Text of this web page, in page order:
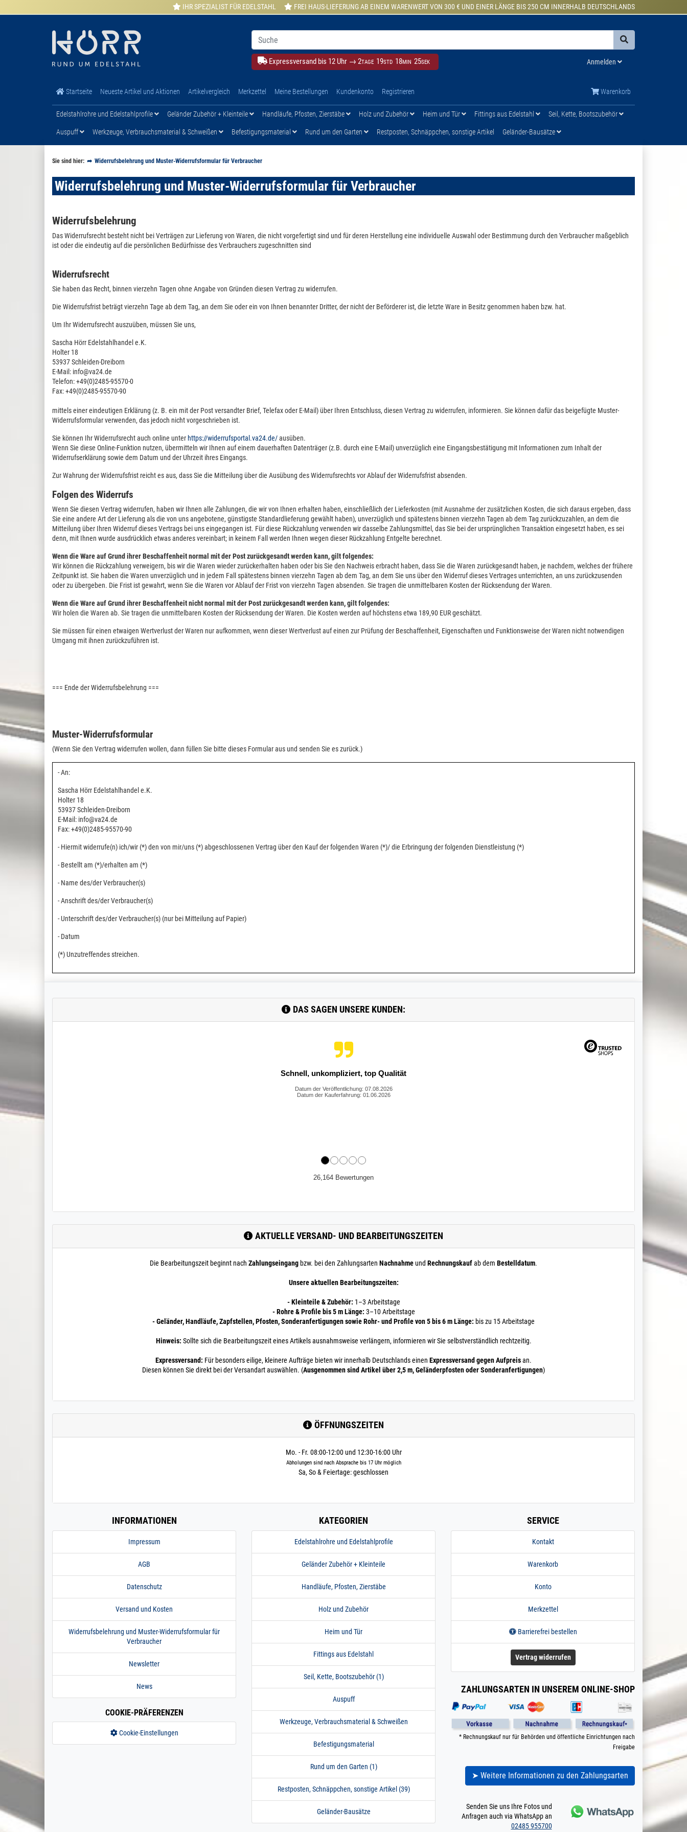
IHR SPEZIALIST FÜR EDELSTAHL FREI HAUS-LIEFERUNG AB EINEM WARENWERT VON 300 € UND EINER LÄNGE BIS 250 CM INNERHALB DEUTSCHLANDS
Expressversand bis 12 Uhr → 2TAGE 19STD 18MIN 24SEK Anmelden
Startseite Neueste Artikel und Aktionen Artikelvergleich Merkzettel Meine Bestellungen Kundenkonto Registrieren Warenkorb
Edelstahlrohre und Edelstahlprofile Geländer Zubehör + Kleinteile Handläufe, Pfosten, Zierstäbe Holz und Zubehör Heim und Tür Fittings aus Edelstahl Seil, Kette, Bootszubehör
Auspuff Werkzeuge, Verbrauchsmaterial & Schweißen Befestigungsmaterial Rund um den Garten Restposten, Schnäppchen, sonstige Artikel Geländer-Bausätze
Sie sind hier: Widerrufsbelehrung und Muster-Widerrufsformular für Verbraucher
Widerrufsbelehrung und Muster-Widerrufsformular für Verbraucher
Widerrufsbelehrung
Das Widerrufsrecht besteht nicht bei Verträgen zur Lieferung von Waren, die nicht vorgefertigt sind und für deren Herstellung eine individuelle Auswahl oder Bestimmung durch den Verbraucher maßgeblich
ist oder die eindeutig auf die persönlichen Bedürfnisse des Verbrauchers zugeschnitten sind
Widerrufsrecht
Sie haben das Recht, binnen vierzehn Tagen ohne Angabe von Gründen diesen Vertrag zu widerrufen.
Die Widerrufsfrist beträgt vierzehn Tage ab dem Tag, an dem Sie oder ein von Ihnen benannter Dritter, der nicht der Beförderer ist, die letzte Ware in Besitz genommen haben bzw. hat.
Um Ihr Widerrufsrecht auszuüben, müssen Sie uns,
Sascha Hörr Edelstahlhandel e.K.
Holter 18
53937 Schleiden-Dreiborn
E-Mail: info@va24.de
Telefon: +49(0)2485-95570-0
Fax: +49(0)2485-95570-90
mittels einer eindeutigen Erklärung (z. B. ein mit der Post versandter Brief, Telefax oder E-Mail) über Ihren Entschluss, diesen Vertrag zu widerrufen, informieren. Sie können dafür das beigefügte Muster-
Widerrufsformular verwenden, das jedoch nicht vorgeschrieben ist.
Sie können Ihr Widerrufsrecht auch online unter https://widerrufsportal.va24.de/ausüben.
Wenn Sie diese Online-Funktion nutzen, übermitteln wir Ihnen auf einem dauerhaften Datenträger (z.B. durch eine E-Mail) unverzüglich eine Eingangsbestätigung mit Informationen zum Inhalt der
Widerrufserklärung sowie dem Datum und der Uhrzeit ihres Eingangs.
Zur Wahrung der Widerrufsfrist reicht es aus, dass Sie die Mitteilung über die Ausübung des Widerrufsrechts vor Ablauf der Widerrufsfrist absenden.
Folgen des Widerrufs
Wenn Sie diesen Vertrag widerrufen, haben wir Ihnen alle Zahlungen, die wir von Ihnen erhalten haben, einschließlich der Lieferkosten (mit Ausnahme der zusätzlichen Kosten, die sich daraus ergeben, dass
Sie eine andere Art der Lieferung als die von uns angebotene, günstigste Standardlieferung gewählt haben), unverzüglich und spätestens binnen vierzehn Tagen ab dem Tag zurückzuzahlen, an dem die
Mitteilung über Ihren Widerruf dieses Vertrags bei uns eingegangen ist. Für diese Rückzahlung verwenden wir dasselbe Zahlungsmittel, das Sie bei der ursprünglichen Transaktion eingesetzt haben, es sei
denn, mit Ihnen wurde ausdrücklich etwas anderes vereinbart; in keinem Fall werden Ihnen wegen dieser Rückzahlung Entgelte berechnet.
Wenn die Ware auf Grund ihrer Beschaffenheit normal mit der Post zurückgesandt werden kann, gilt folgendes:
Wir können die Rückzahlung verweigern, bis wir die Waren wieder zurückerhalten haben oder bis Sie den Nachweis erbracht haben, dass Sie die Waren zurückgesandt haben, je nachdem, welches der frühere
Zeitpunkt ist. Sie haben die Waren unverzüglich und in jedem Fall spätestens binnen vierzehn Tagen ab dem Tag, an dem Sie uns über den Widerruf dieses Vertrages unterrichten, an uns zurückzusenden
oder zu übergeben. Die Frist ist gewahrt, wenn Sie die Waren vor Ablauf der Frist von vierzehn Tagen absenden. Sie tragen die unmittelbaren Kosten der Rücksendung der Waren.
Wenn die Ware auf Grund ihrer Beschaffenheit nicht normal mit der Post zurückgesandt werden kann, gilt folgendes:
Wir holen die Waren ab. Sie tragen die unmittelbaren Kosten der Rücksendung der Waren. Die Kosten werden auf höchstens etwa 189,90 EUR geschätzt.
Sie müssen für einen etwaigen Wertverlust der Waren nur aufkommen, wenn dieser Wertverlust auf einen zur Prüfung der Beschaffenheit, Eigenschaften und Funktionsweise der Waren nicht notwendigen
Umgang mit ihnen zurückzuführen ist.
=== Ende der Widerrufsbelehrung ===
Muster-Widerrufsformular
(Wenn Sie den Vertrag widerrufen wollen, dann füllen Sie bitte dieses Formular aus und senden Sie es zurück.)
- An:
Sascha Hörr Edelstahlhandel e.K.
Holter 18
53937 Schleiden-Dreiborn
E-Mail: info@va24.de
Fax: +49(0)2485-95570-90
- Hiermit widerrufe(n) ich/wir (*) den von mir/uns (*) abgeschlossenen Vertrag über den Kauf der folgenden Waren (*)/ die Erbringung der folgenden Dienstleistung (*)
- Bestellt am (*)/erhalten am (*)
- Name des/der Verbraucher(s)
- Anschrift des/der Verbraucher(s)
- Unterschrift des/der Verbraucher(s) (nur bei Mitteilung auf Papier)
- Datum
(*) Unzutreffendes streichen.
DAS SAGEN UNSERE KUNDEN:
Hat soweit alles gepasst. Schneller Versand
Datum der Veröffentlichung: 07.08.2026
Datum der Kauferfahrung: 01.06.2026
26,164 Bewertungen
AKTUELLE VERSAND- UND BEARBEITUNGSZEITEN
Die Bearbeitungszeit beginnt nach Zahlungseingang bzw. bei den Zahlungsarten Nachnahmeund Rechnungskaufab dem Bestelldatum.
Unsere aktuellen Bearbeitungszeiten:
- Kleinteile & Zubehör: 1–3 Arbeitstage
- Rohre & Profile bis 5 m Länge: 3–10 Arbeitstage
- Geländer, Handläufe, Zapfstellen, Pfosten, Sonderanfertigungen sowie Rohr- und Profile von 5 bis 6 m Länge: bis zu 15 Arbeitstage
Hinweis: Sollte sich die Bearbeitungszeit eines Artikels ausnahmsweise verlängern, informieren wir Sie selbstverständlich rechtzeitig.
Expressversand: Für besonders eilige, kleinere Aufträge bieten wir innerhalb Deutschlands einen Expressversand gegen Aufpreisan.
Diesen können Sie direkt bei der Versandart auswählen. (Ausgenommen sind Artikel über 2,5 m, Geländerpfosten oder Sonderanfertigungen)
ÖFFNUNGSZEITEN
Mo. - Fr. 08:00-12:00 und 12:30-16:00 Uhr
Abholungen sind nach Absprache bis 17 Uhr möglich
Sa, So & Feiertage: geschlossen
INFORMATIONEN
Impressum
AGB
Datenschutz
Versand und Kosten
Widerrufsbelehrung und Muster-Widerrufsformular für
Verbraucher
Newsletter
News
COOKIE-PRÄFERENZEN
Cookie-Einstellungen
KATEGORIEN
Edelstahlrohre und Edelstahlprofile
Geländer Zubehör + Kleinteile
Handläufe, Pfosten, Zierstäbe
Holz und Zubehör
Heim und Tür
Fittings aus Edelstahl
Seil, Kette, Bootszubehör (1)
Auspuff
Werkzeuge, Verbrauchsmaterial & Schweißen
Befestigungsmaterial
Rund um den Garten (1)
Restposten, Schnäppchen, sonstige Artikel (39)
Geländer-Bausätze
SERVICE
Kontakt
Warenkorb
Konto
Merkzettel
Barrierefrei bestellen
Vertrag widerrufen
ZAHLUNGSARTEN IN UNSEREM ONLINE-SHOP
* Rechnungskauf nur für Behörden und öffentliche Einrichtungen nach
Freigabe
➤ Weitere Informationen zu den Zahlungsarten
Senden Sie uns Ihre Fotos und
Anfragen auch via WhatsApp an
02485 955700